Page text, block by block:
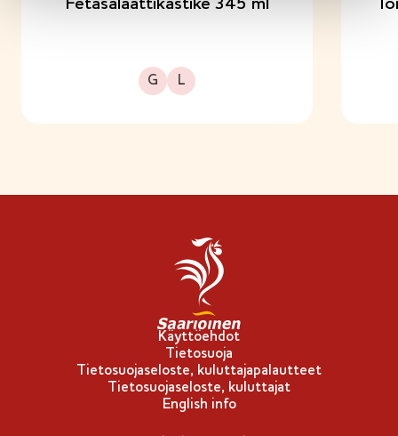
Fetasalaattikastike 345 ml
G
Gluteeniton L
Laktoositon
Käyttöehdot
Tietosuoja
Tietosuojaseloste, kuluttajapalautteet
Tietosuojaseloste, kuluttajat
English info